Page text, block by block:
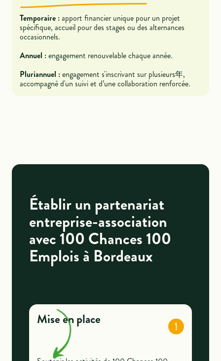
Temporaire :apport financier unique pour un projet
spécifique, accueil pour des stages ou des alternances
occasionnels.
Annuel :engagement renouvelable chaque année.
Pluriannuel :engagement s'inscrivant sur plusieurs年,
accompagné d'un suivi et d’une collaboration renforcée.
Établir un partenariat
entreprise-association
avec 100 Chances 100
Emplois à Bordeaux
Mise en place 1